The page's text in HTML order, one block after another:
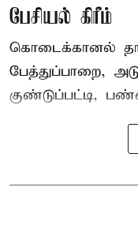
பேசியல் கிரீம்
கொடைக்கானல்
பேத்துப்பாறை,
குண்டுப்பட்டி,